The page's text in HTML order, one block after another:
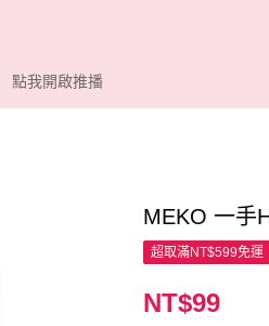
點我開啟推播
MEKO 一手
超取滿NT$599免運
NT$99